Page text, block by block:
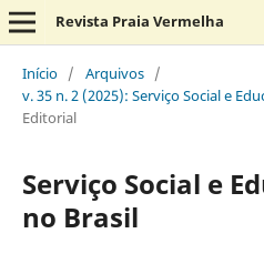
Revista Praia Vermelha
Início / Arquivos /
v. 35 n. 2 (2025): Serviço Social e
Editorial
Serviço Social e
no Brasil